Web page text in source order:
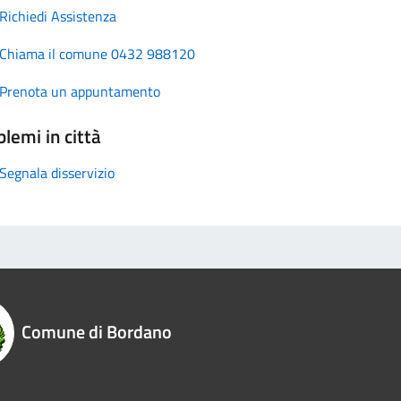
Richiedi Assistenza
Chiama il comune 0432 988120
Prenota un appuntamento
in città
Segnala disservizio
Comune di Bordano